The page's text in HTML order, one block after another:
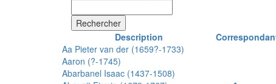
Rechercher
Description
Aa Pieter van der (1659?-1733)
Aaron (?-1745)
Abarbanel Isaac (1437-1508)